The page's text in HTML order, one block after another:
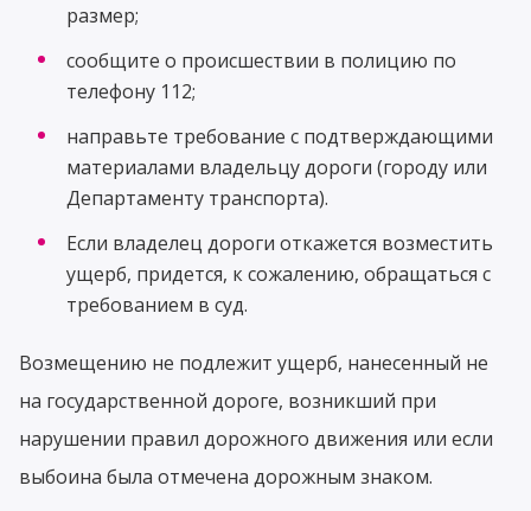
размер;
сообщите о происшествии в полицию по
телефону 112;
направьте требование с подтверждающими
материалами владельцу дороги (городу или
Департаменту транспорта).
Если владелец дороги откажется возместить
ущерб, придется, к сожалению, обращаться с
требованием в суд.
Возмещению не подлежит ущерб, нанесенный не
на государственной дороге, возникший при
нарушении правил дорожного движения или если
выбоина была отмечена дорожным знаком.